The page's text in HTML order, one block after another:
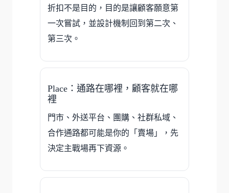
折扣不是目的，目的是讓顧客願意第
一次嘗試，並設計機制回到第二次、
第三次。
Place：通路在哪裡，顧客就在哪
裡
門市、外送平台、團購、社群私域、
合作通路都可能是你的「賣場」，先
決定主戰場再下資源。